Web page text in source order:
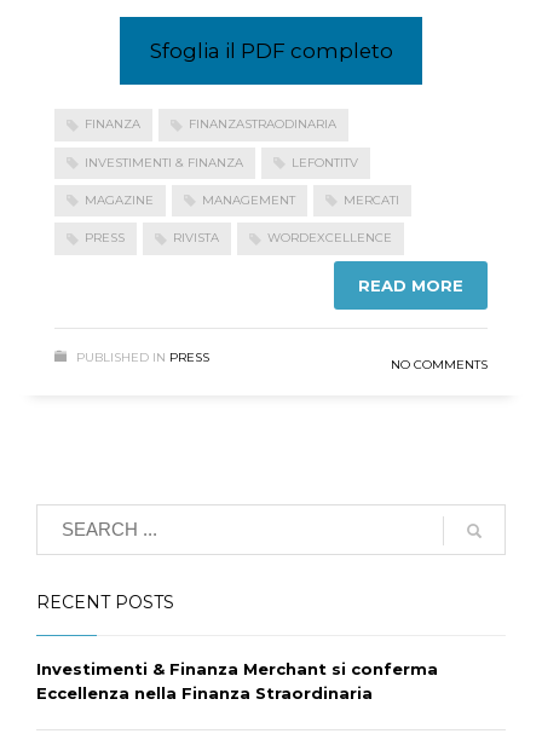
Sfoglia il PDF completo
FINANZA FINANZASTRAODINARIA
INVESTIMENTI & FINANZA LEFONTITV
MAGAZINE MANAGEMENT MERCATI
PRESS RIVISTA WORDEXCELLENCE
READ MORE
PUBLISHED IN PRESS NO COMMENTS
RECENT POSTS
Investimenti & Finanza Merchant si conferma
Eccellenza nella Finanza Straordinaria